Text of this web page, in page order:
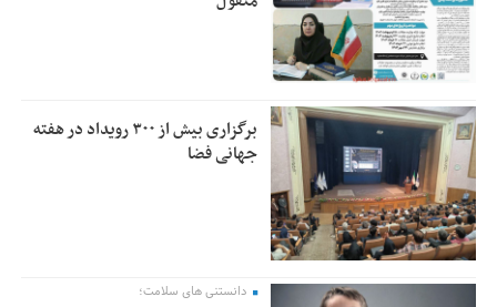
برگزاری بیش از ۳۰۰ رویداد در هفته
جهانی فضا
دانستنی های سلامت؛